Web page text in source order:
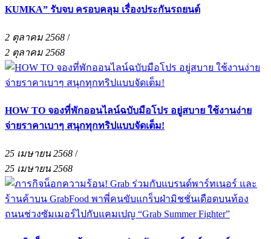
KUMKA” รับจบ ครอบคลุม เรื่องประกันรถยนต์
2 ตุลาคม 2568 /
2 ตุลาคม 2568
HOW TO จองที่พักออนไลน์ฉบับมือโปร อยู่สบาย ใช้งานง่าย
จ่ายราคาเบาๆ สนุกทุกทริปแบบจัดเต็ม!
25 เมษายน 2568 /
25 เมษายน 2568